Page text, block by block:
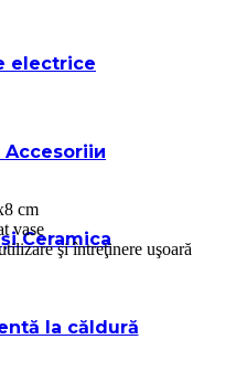
electrice
Accesoriiи
Ceramica
la căldură
cm
vase
şi întreţinere uşoară